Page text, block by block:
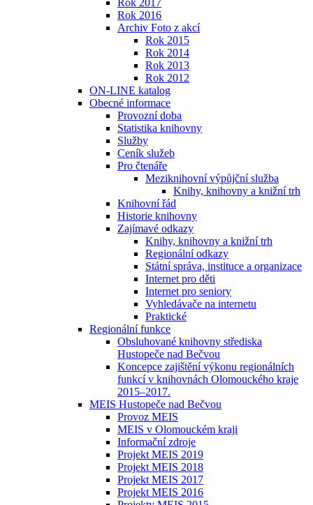
Rok 2017
Rok 2016
Archiv Foto z akcí
Rok 2015
Rok 2014
Rok 2013
Rok 2012
ON-LINE katalog
Obecné informace
Provozní doba
Statistika knihovny
Služby
Ceník služeb
Pro čtenáře
Meziknihovní výpůjční služba
Knihy, knihovny a knižní trh
Knihovní řád
Historie knihovny
Zajímavé odkazy
Knihy, knihovny a knižní trh
Regionální odkazy
Státní správa, instituce a organizace
Internet pro děti
Internet pro seniory
Vyhledávače na internetu
Praktické
Regionální funkce
Obsluhované knihovny střediska
Hustopeče nad Bečvou
Koncepce zajištění výkonu regionálních
funkcí v knihovnách Olomouckého kraje
2015–2017.
MEIS Hustopeče nad Bečvou
Provoz MEIS
MEIS v Olomouckém kraji
Informační zdroje
Projekt MEIS 2019
Projekt MEIS 2018
Projekt MEIS 2017
Projekt MEIS 2016